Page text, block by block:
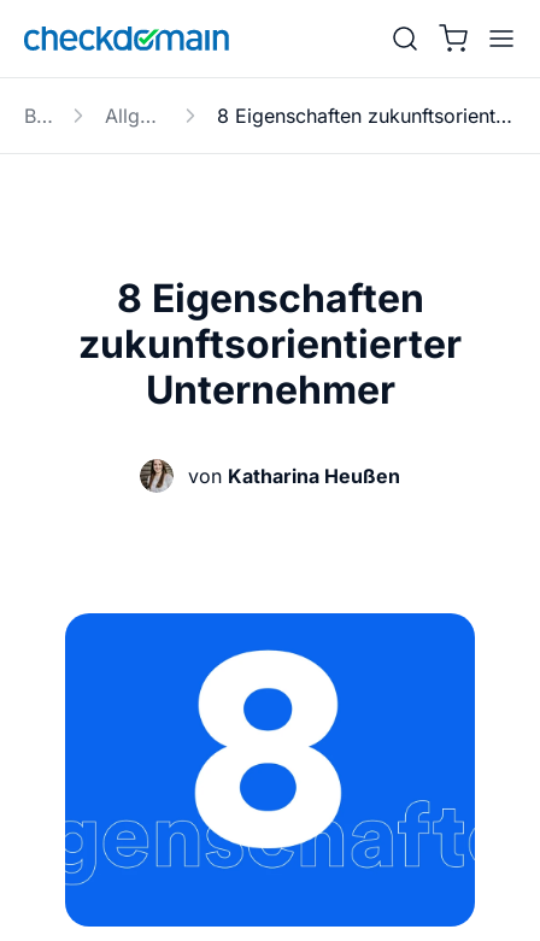
Blog Allgemein 8 Eigenschaften zukunftsorientierter Unternehmer
8 Eigenschaften
zukunftsorientierter
Unternehmer
von Katharina Heußen